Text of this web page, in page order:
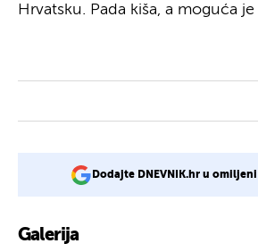
Hrvatsku. Pada kiša, a moguća
Dodajte DNEVNIK.hr u
Galerija